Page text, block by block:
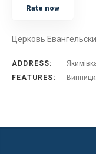
Rate now
Церковь
ADDRESS:
FEATURES: